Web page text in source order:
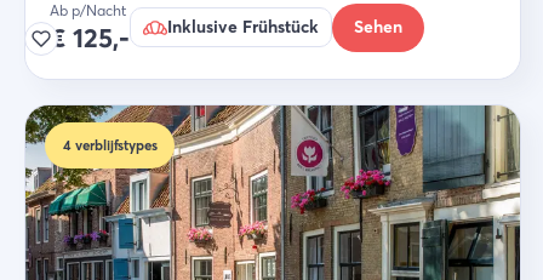
Ab p/Nacht
€ 125,- Inklusive Frühstück Sehen
4 verblijfstypes